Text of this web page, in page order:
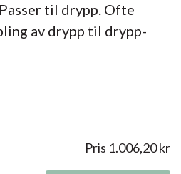
til drypp. Ofte
av drypp til drypp-
Pris 1.006,20kr